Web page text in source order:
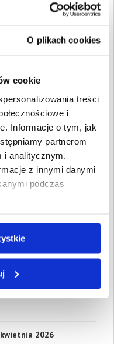
O plikach cookies
cookie
treści
i
Informacje o tym, jak
partnerom
i analitycznym.
z innymi danymi
podczas
7773366818
9 987,50 PLN
wymagalności:
2025
68,20 PLN
wymagalności:14
2025
PLN
PLN
2026
2026